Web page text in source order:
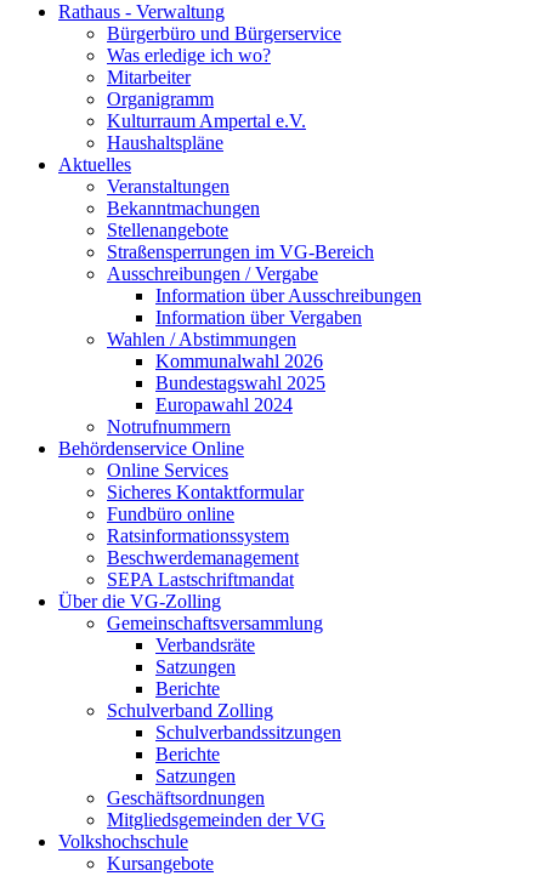
Rathaus - Verwaltung
Bürgerbüro und Bürgerservice
Was erledige ich wo?
Mitarbeiter
Organigramm
Kulturraum Ampertal e.V.
Haushaltspläne
Aktuelles
Veranstaltungen
Bekanntmachungen
Stellenangebote
Straßensperrungen im VG-Bereich
Ausschreibungen / Vergabe
Information über Ausschreibungen
Information über Vergaben
Wahlen / Abstimmungen
Kommunalwahl 2026
Bundestagswahl 2025
Europawahl 2024
Notrufnummern
Behördenservice Online
Online Services
Sicheres Kontaktformular
Fundbüro online
Ratsinformationssystem
Beschwerdemanagement
SEPA Lastschriftmandat
Über die VG-Zolling
Gemeinschaftsversammlung
Verbandsräte
Satzungen
Berichte
Schulverband Zolling
Schulverbandssitzungen
Berichte
Satzungen
Geschäftsordnungen
Mitgliedsgemeinden der VG
Volkshochschule
Kursangebote